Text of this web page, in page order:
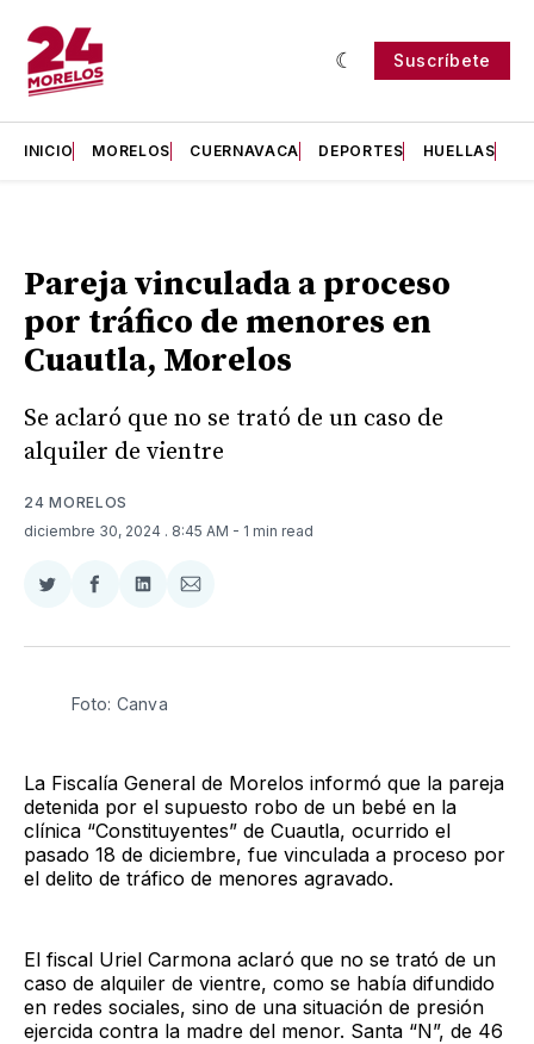
Suscríbete
INICIO MORELOS CUERNAVACA DEPORTES HUELLAS
Pareja vinculada a proceso
por tráfico de menores en
Cuautla, Morelos
Se aclaró que no se trató de un caso de
alquiler de vientre
24 MORELOS
diciembre 30, 2024 . 8:45 AM - 1 min read
Compartir
Twitter
Compartir
Facebook
Compartir
LinkedIn
Compartir
Email
Foto: Canva
La Fiscalía General de Morelos informó que la pareja
detenida por el supuesto robo de un bebé en la
clínica “Constituyentes” de Cuautla, ocurrido el
pasado 18 de diciembre, fue vinculada a proceso por
el delito de tráfico de menores agravado.
El fiscal Uriel Carmona aclaró que no se trató de un
caso de alquiler de vientre, como se había difundido
en redes sociales, sino de una situación de presión
ejercida contra la madre del menor. Santa “N”, de 46